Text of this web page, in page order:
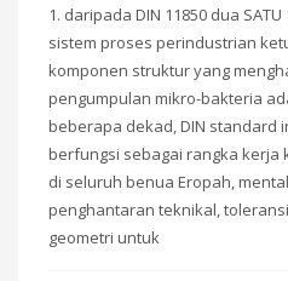
1. daripada DIN 11850 dua
sistem proses perindustrian
komponen struktur yang
pengumpulan mikro-bakteria
beberapa dekad, DIN standard
berfungsi sebagai rangka kerja
di seluruh benua Eropah,
penghantaran teknikal,
geometri untuk